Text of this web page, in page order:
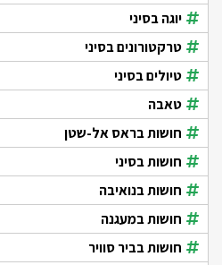
יוגה בסיני
טרקטורונים בסיני
טיולים בסיני
טאבה
חושות בראס אל-שטן
חושות בסיני
חושות בנואיבה
חושות במעגנה
חושות בביר סוויר